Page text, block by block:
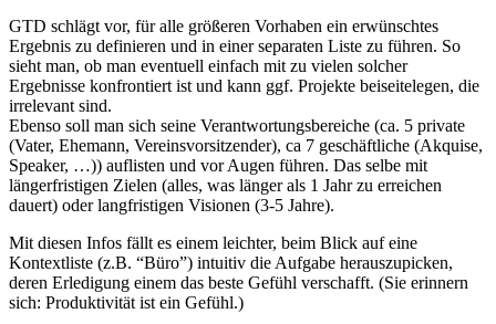
GTD schlägt vor, für alle größeren Vorhaben ein erwünschtes
Ergebnis zu definieren und in einer separaten Liste zu führen. So
sieht man, ob man eventuell einfach mit zu vielen solcher
Ergebnisse konfrontiert ist und kann ggf. Projekte beiseitelegen, die
irrelevant sind.
Ebenso soll man sich seine Verantwortungsbereiche (ca. 5 private
(Vater, Ehemann, Vereinsvorsitzender), ca 7 geschäftliche (Akquise,
Speaker, …)) auflisten und vor Augen führen. Das selbe mit
längerfristigen Zielen (alles, was länger als 1 Jahr zu erreichen
dauert) oder langfristigen Visionen (3-5 Jahre).
Mit diesen Infos fällt es einem leichter, beim Blick auf eine
Kontextliste (z.B. “Büro”) intuitiv die Aufgabe herauszupicken,
deren Erledigung einem das beste Gefühl verschafft. (Sie erinnern
sich: Produktivität ist ein Gefühl.)